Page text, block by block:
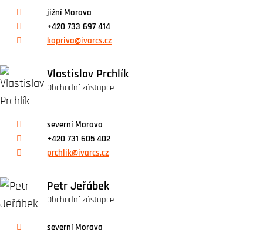
jižní Morava
+420 733 697 414
kopriva@ivarcs.cz
Vlastislav Prchlík
Obchodní zástupce
severní Morava
+420 731 605 402
prchlik@ivarcs.cz
Petr Jeřábek
Obchodní zástupce
severní Morava